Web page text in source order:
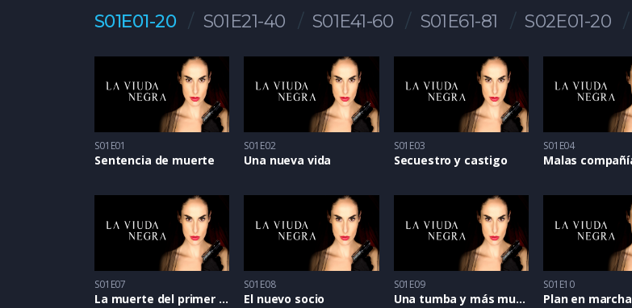
S01E01-20 S01E21-40 S01E41-60 S01E61-81 S02E01-20
S01E01
Sentencia de muerte
S01E02
Una nueva vida
S01E03
Secuestro y castigo
S01E04
Malas
S01E07
La muerte del primer marido
S01E08
El nuevo socio
S01E09
Una tumba y más muertes
S01E10
Plan en marcha